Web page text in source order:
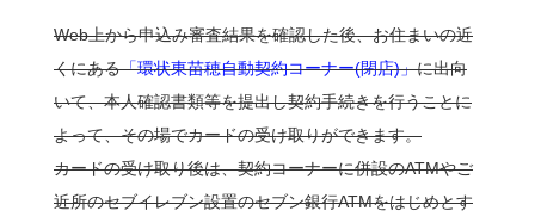
Web上から申込み審査結果を確認した後、お住まいの近
くにある「環状東苗穂自動契約コーナー(閉店)」に出向
いて、本人確認書類等を提出し契約手続きを行うことに
よって、その場でカードの受け取りができます。
カードの受け取り後は、契約コーナーに併設のATMやご
近所のセブイレブン設置のセブン銀行ATMをはじめとす